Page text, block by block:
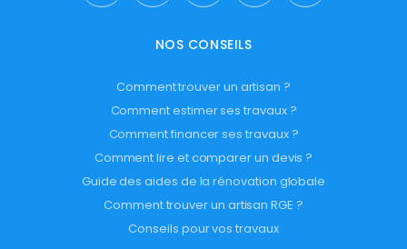
NOS CONSEILS
Comment trouver un artisan ?
Comment estimer ses travaux ?
Comment financer ses travaux ?
Comment lire et comparer un devis ?
Guide des aides de la rénovation globale
Comment trouver un artisan RGE ?
Conseils pour vos travaux